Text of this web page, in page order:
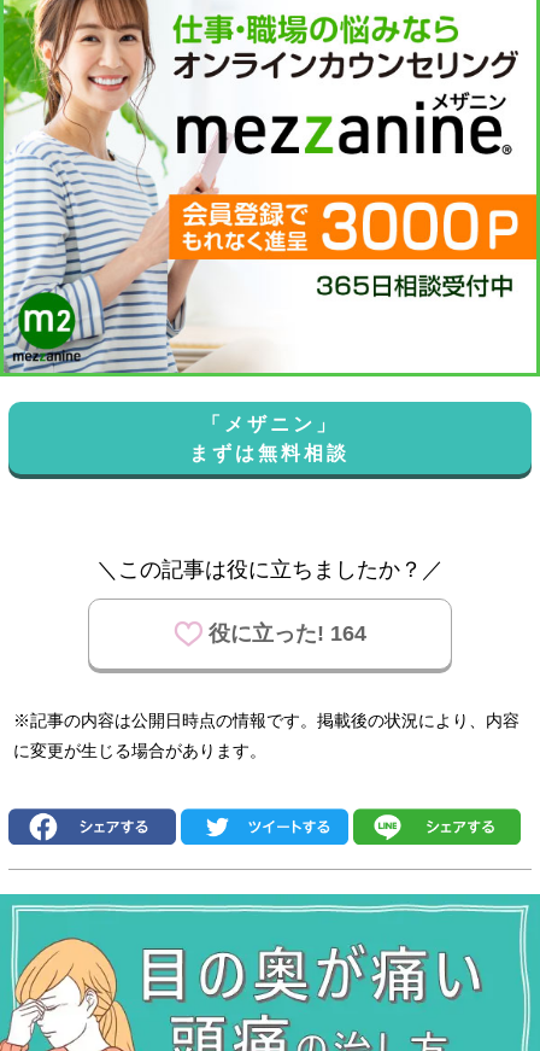
「メザニン」
まずは無料相談
＼この記事は役に立ちましたか？／
役に立った! 164
※記事の内容は公開日時点の情報です。掲載後の状況により、内容
に変更が生じる場合があります。